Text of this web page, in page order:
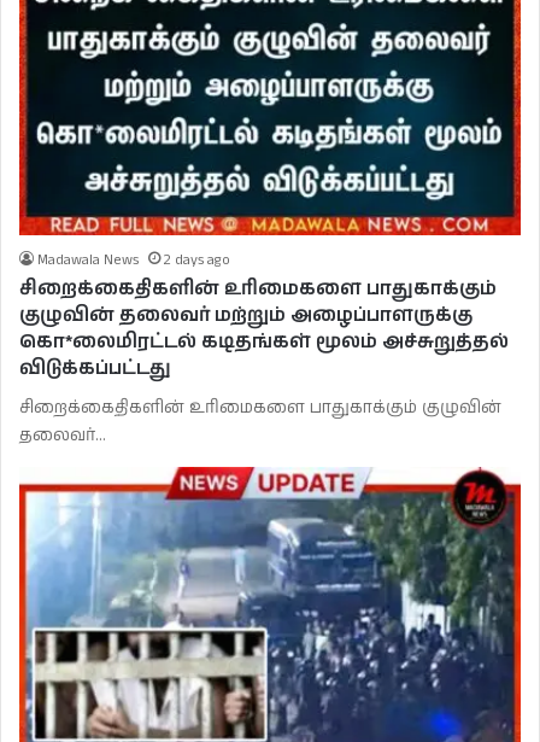
Madawala News 2 days ago
சிறைக்கைதிகளின் உரிமைகளை பாதுகாக்கும்
குழுவின் தலைவர் மற்றும் அழைப்பாளருக்கு
கொ*லைமிரட்டல் கடிதங்கள் மூலம் அச்சுறுத்தல்
விடுக்கப்பட்டது
சிறைக்கைதிகளின் உரிமைகளை பாதுகாக்கும் குழுவின்
தலைவர்…